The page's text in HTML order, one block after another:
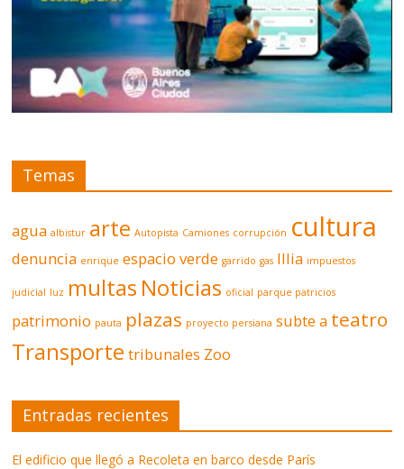
Temas
agua albistur arte Autopista Camiones corrupción cultura
denuncia enrique espacio verde garrido gas Illia impuestos
judicial luz multas Noticias oficial parque patricios
patrimonio pauta plazas proyecto persiana subte a teatro
Transporte tribunales Zoo
Entradas recientes
El edificio que llegó a Recoleta en barco desde París